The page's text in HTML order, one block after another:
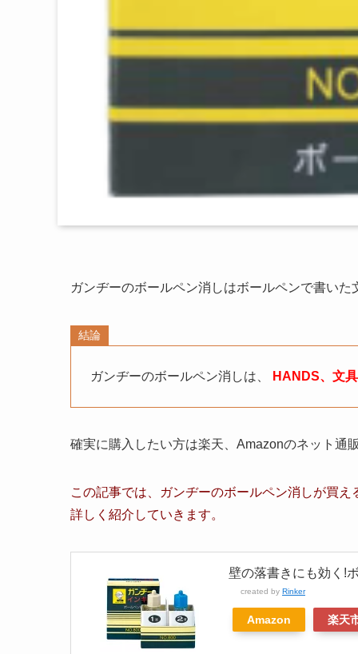
ガンヂーのボールペン消しはボールペンで書い
結論
ガンヂーのボールペン消しは、 HANDS、文
確実に購入したい方は楽天、Amazonのネット通
この記事では、 ガンヂーのボールペン消しが買え
詳しく紹介していきます。
壁の落書きにも効く!
created by Rinker
Amazon 楽天